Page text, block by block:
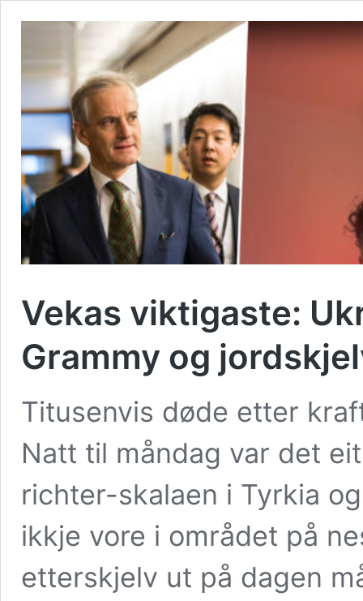
Vekas viktigaste:
Grammy og
Titusenvis døde etter
Natt til måndag var det
richter-skalaen i Tyrkia
ikkje vore i området på
etterskjelv ut på dagen